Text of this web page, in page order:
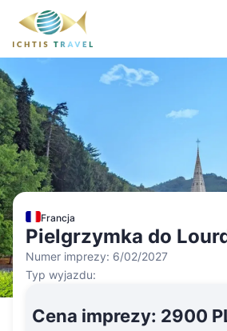
Francja
Pielgrzymka do
Numer imprezy: 6/02/2027
Typ wyjazdu:
Cena imprezy: 2900